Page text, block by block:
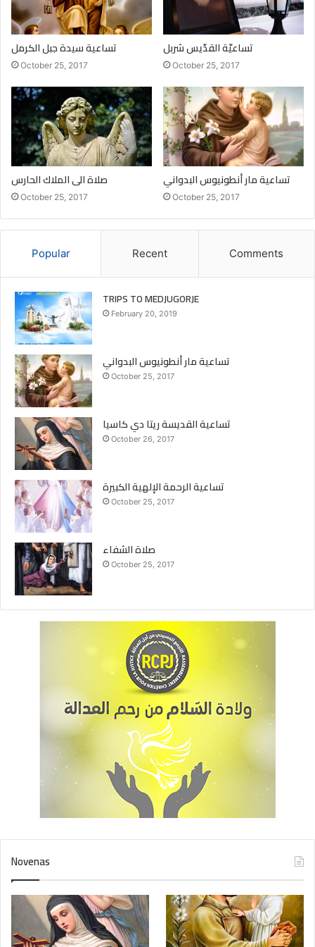
البيتين الاخيرين من المسبحة.
بصلاة “مريم التي تحل العقد”.
٧- رسم إشارة
اليوم الاول
تخنق اولادك، مدِّي يديك الرحومتين نحوي. أسلـّم لك اليوم هذه
العقدة (سمي العقدة) وكل النتائج السلبية التي تؤدي اليها في
حياتي. اني أعطيك ِ هذه العقدة التي تعذبني، وتجعلني تعيساً تحول
ألجأ اليك يا “مريم التي تحل العقد” لانني اثقُ بك وأعلم أنك لم تزدري
يوما ً ابنا ً خاطئا ً يستنجد بكِ. وأؤمن بأنه بإمكانك حلّ هذه العقدة لان
يسوع اعطاك كلَّ سلطان.
أثق بأنك ستقبلين حلّ هذه العقدة، لأنك أمي. أعرف أنك ِّ ستقومين
بذلك لأنك تحبيننيبمحبة الله بالذات. أشكركِ يا أمي المحبوبة.”يا مريم
التي تحل العقد” صلـّي لاجلي.
يا مريم، امنا المحبوبة، مصدر كلّ النعم، يتّجه قلبي نحوك ِ اليوم.
اعترف بأنني خاطئ وأنني أحتاج الى مساعدتكِ. بسبب أنانيتي
وحقدي وقلـّة سخائي وافتقاري الى التواضع، غالباً ما اهملتُ النـِّعم
التي تنالينها لنا. أتوجه اليك اليوم، يا “مريم التي تحل العقد”، كي
تطلبي الى ابنك يسوع ان منحني طهارة القلب والتخلي والتواضع
والثقة. سأعيش هذا اليوم ممارسا ً هذه الفضائل. سأهديك اياها دليل
حبٍ لكِ. أضع بين يديك هذه العقدة (سمي العقدة) التي تمنعني من
إظهار مجد الله.
“يا مريم التي تحل العقد”، صلي لأجلي
لقد قدَّمت مريم الى الله كلَّ لحظة من نهارها
اليوم الثالث
ايتها الام وسيطة النعم، ملكة السماوات، أنت التي تتلقى يداك ثروات
المقدَّستين هذه “العقدة” من حياتي (سمي العقدة)، وكل الحقد
والضغينة التي تصدر عنها. أطلب منكَ، أيها الله الآب، مغفرة أخطائي.
تساعية سيدة جبل الكرمل
October 25, 2017
تساعيّة القدّيس شربل
October 25, 2017
صلاة الى الملاك الحارس
October 25, 2017
تساعية مار أنطونيوس البدواني
October 25, 2017
Popular Recent Comments
TRIPS TO MEDJUGORJE
February 20, 2019
تساعية مار أنطونيوس البدواني
October 25, 2017
تساعية القديسة ريتا دي كاسيا
October 26, 2017
تساعية الرحمة الإلهية الكبيرة
October 25, 2017
صلاة الشفاء
October 25, 2017
Novenas